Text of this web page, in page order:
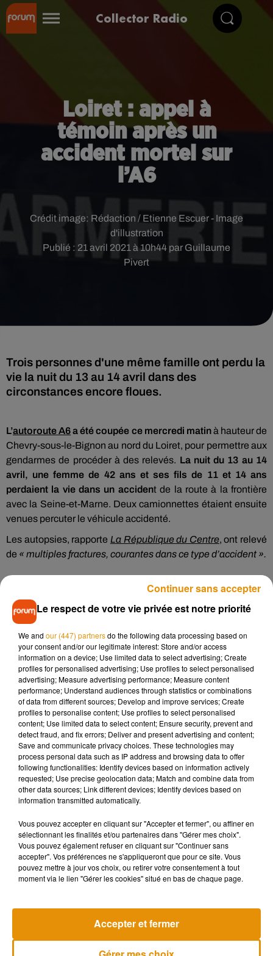
Collector Radio
Loiret : appel à
témoin après un
accident mortel sur
l’A6
Publié : 21 avril 2021 à 10h44 par Guillaume
Pivert
Crédit image: Rédaction / Etienne Escuer - Image
d'illustration
Trois personnes d'une même famille ont perdu la
vie la nuit du 13 au 14 avril dans des
circonstances encore floues.
L’autoroute A6a été coupée ce mercredi matinà hauteur de
Chevry-sous-le-Bignon au nord du Loiret, pour permettre aux
gendarmes de procéder à des relevés. La nuit du 13 au 14
avril, une femme de 42 ans et ses fils de 11 et 14 ans
perdaient la vie dans un accident de la route à la frontière
avec la Seine-et-Marne. Deux camionnettes étaient ensuite
venues percuter le véhicule accidenté.
Les autopsies, rapporte La République du Centre, ont relevé
de « multiples fractures, courantes dans ce type d’accident ».
L’origine du drame n’est pas connue. Seule certitude, la
voiture s’est arrêtée sur la chaussée. Le corps de la
conductrice a été retrouvé à l’intérieur de l’habitacle. Ceux
de ses enfants gisaient en dehors.
Le parquet de Montargis lance unappel à témoin
personnes détentrices d’informations peuvent contacter les
gendarmes de Nemoursen charge de l’enquête au01 64 45
58 10.
Musique
Pomme emprunte le décor de l’émission
« Loups Garous » pour son...
interprétée lors des...
Le respect de votre vie privée est notre priorité
We and our (447) partnersdo the following data processing based on
your consent and/or our legitimate interest: Store and/or access
information on a device; Use limited data to select advertising; Create
profiles for personalised advertising; Use profiles to select personalised
advertising; Measure advertising performance; Measure content
performance; Understand audiences through statistics or combinations
of data from different sources; Develop and improve services; Create
profiles to personalise content; Use profiles to select personalised
content; Use limited data to select content; Ensure security, prevent and
detect fraud, and fix errors; Deliver and present advertising and content;
Save and communicate privacy choices. These technologies may
process personal data such as IP address and browsing data to offer
following functionalities: Identify devices based on information actively
requested; Use precise geolocation data; Match and combine data from
other data sources; Link different devices; Identify devices based on
information transmitted automatically.
Vous pouvez accepter en cliquant sur "Accepter et fermer", ou affiner en
sélectionnant les finalités et/ou partenaires dans "Gérer mes choix".
Vous pouvez également refuser en cliquant sur "Continuer sans
accepter". Vos préférences ne s'appliqueront que pour ce site. Vous
pouvez mettre à jour vos choix, ou retirer votre consentement à tout
moment via le lien "Gérer les cookies" situé en bas de chaque page.
Accepter et fermer
Continuer sans accepter